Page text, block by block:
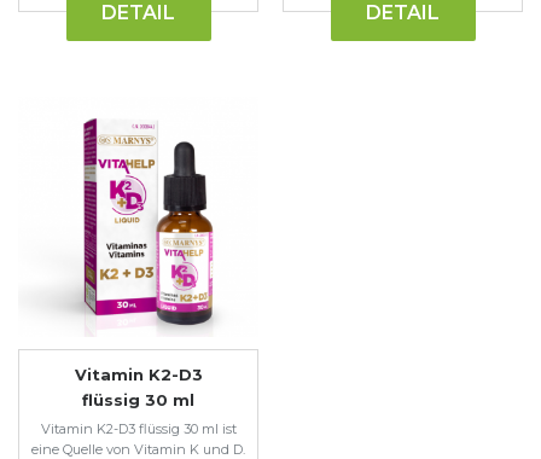
DETAIL DETAIL
Vitamin K2-D3
flüssig 30 ml
Vitamin K2-D3 flüssig 30 ml ist
eine Quelle von Vitamin K und D.